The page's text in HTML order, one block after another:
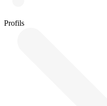
Profils